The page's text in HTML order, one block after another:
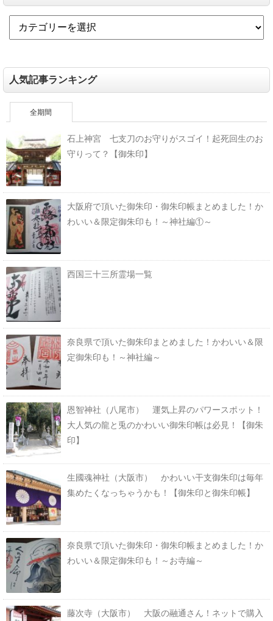
人気記事ランキング
全期間
石上神宮 七支刀のお守りがスゴイ！起死回生のお
守りって？【御朱印】
大阪府で頂いた御朱印・御朱印帳まとめました！か
わいい＆限定御朱印も！～神社編①～
西国三十三所霊場一覧
奈良県で頂いた御朱印まとめました！かわいい＆限
定御朱印も！～神社編～
恩智神社（八尾市） 運気上昇のパワースポット！
大人気の龍と兎のかわいい御朱印帳は必見！【御朱
印】
生國魂神社（大阪市） かわいい干支御朱印は毎年
集めたくなっちゃうかも！【御朱印と御朱印帳】
奈良県で頂いた御朱印・御朱印帳まとめました！か
わいい＆限定御朱印も！～お寺編～
藤次寺（大阪市） 大阪の融通さん！ネットで購入